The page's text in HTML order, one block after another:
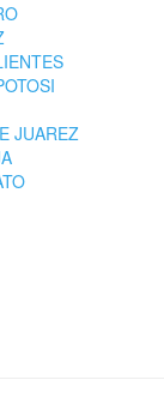
JUAREZ